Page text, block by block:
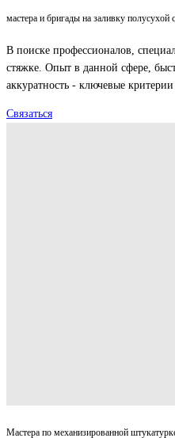
мастера и бригады на заливку полусухой
В поиске профессионалов,
стяжке. Опыт в данной сфере,
аккуратность - ключевые критерии
Связаться
Мастера по механизированной